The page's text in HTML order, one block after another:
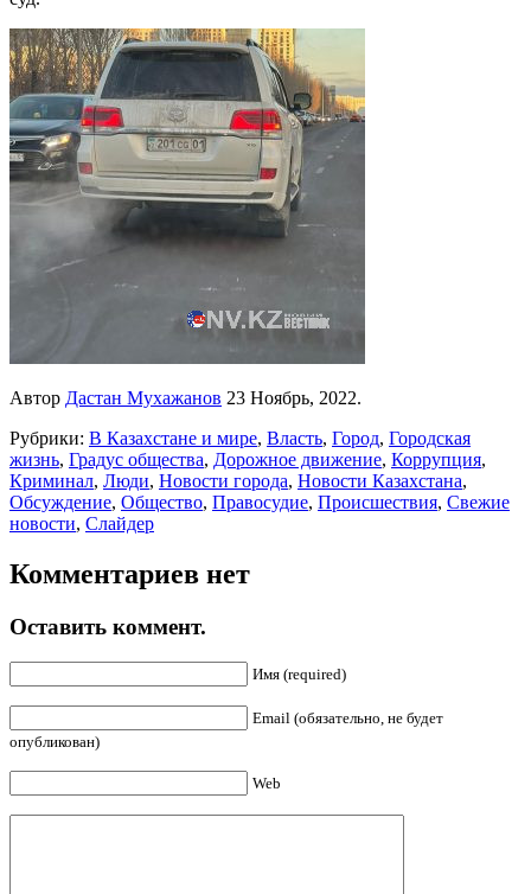
Автор Дастан Мухажанов 23 Ноябрь, 2022.
Рубрики: В Казахстане и мире, Власть, Город, Городская
жизнь, Градус общества, Дорожное движение, Коррупция,
Криминал, Люди, Новости города, Новости Казахстана,
Обсуждение, Общество, Правосудие, Происшествия, Свежие
новости, Слайдер
Комментариев нет
Оставить коммент.
Имя (required)
Email (обязательно, не будет
опубликован)
Web